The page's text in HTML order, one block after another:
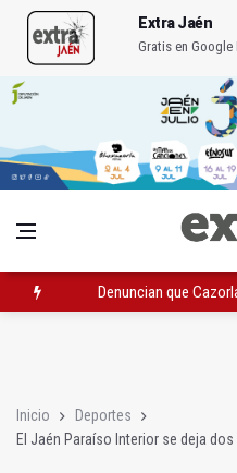
Extra Jaén
Gratis en Google
Denuncian que
Inicio
Deportes
El Jaén Paraíso Interior se deja